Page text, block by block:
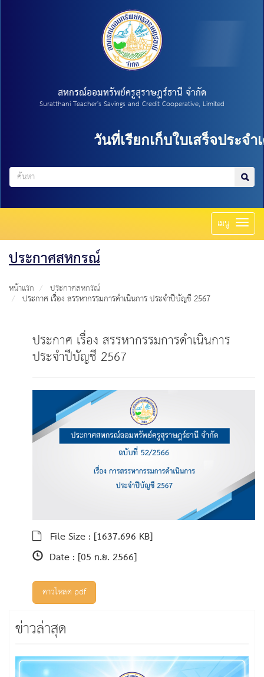
สหกรณ์ออมทรัพย์ครูสุราษฎร์ธานี จำกัด
Suratthani Teacher's Savings and Credit Cooperative, Limited
วันที่เรียกเก็บใบเสร็จประจำเดื
เมนู Toggle
ประกาศสหกรณ์
หน้าแรก ประกาศสหกรณ์
ประกาศ เรื่อง สรรหากรรมการดำเนินการ ประจำปีบัญชี 2567
ประกาศ เรื่อง สรรหากรรมการดำเนินการ
ประจำปีบัญชี 2567
File Size : [1637.696 KB]
Date : [05 ก.ย. 2566]
ดาวโหลด pdf
ข่าวล่าสุด